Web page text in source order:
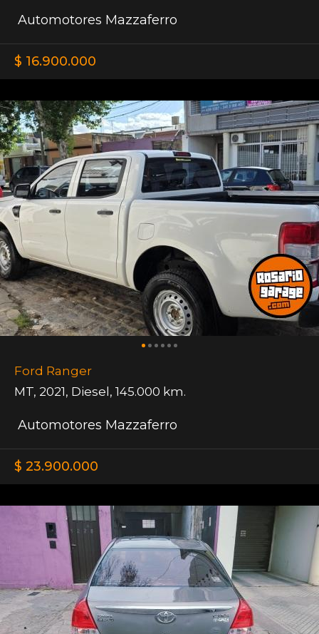
Automotores Mazzaferro
$ 16.900.000
Ford Ranger
MT, 2021, Diesel, 145.000 km.
Automotores Mazzaferro
$ 23.900.000